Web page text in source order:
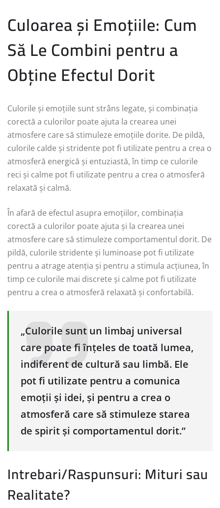
Culoarea și Emoțiile: Cum
Să Le Combini pentru a
Obține Efectul Dorit
Culorile și emoțiile sunt strâns legate, și combinația
corectă a culorilor poate ajuta la crearea unei
atmosfere care să stimuleze emoțiile dorite. De pildă,
culorile calde și stridente pot fi utilizate pentru a crea o
atmosferă energică și entuziastă, în timp ce culorile
reci și calme pot fi utilizate pentru a crea o atmosferă
relaxată și calmă.
În afară de efectul asupra emoțiilor, combinația
corectă a culorilor poate ajuta și la crearea unei
atmosfere care să stimuleze comportamentul dorit. De
pildă, culorile stridente și luminoase pot fi utilizate
pentru a atrage atenția și pentru a stimula acțiunea, în
timp ce culorile mai discrete și calme pot fi utilizate
pentru a crea o atmosferă relaxată și confortabilă.
„Culorile sunt un limbaj universal
care poate fi înțeles de toată lumea,
indiferent de cultură sau limbă. Ele
pot fi utilizate pentru a comunica
emoții și idei, și pentru a crea o
atmosferă care să stimuleze starea
de spirit și comportamentul dorit.”
Intrebari/Raspunsuri: Mituri sau
Realitate?